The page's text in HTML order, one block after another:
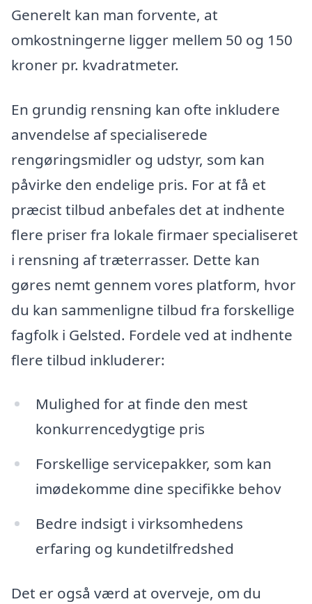
Generelt kan man forvente, at
omkostningerne ligger mellem 50 og 150
kroner pr. kvadratmeter.
En grundig rensning kan ofte inkludere
anvendelse af specialiserede
rengøringsmidler og udstyr, som kan
påvirke den endelige pris. For at få et
præcist tilbud anbefales det at indhente
flere priser fra lokale firmaer specialiseret
i rensning af træterrasser. Dette kan
gøres nemt gennem vores platform, hvor
du kan sammenligne tilbud fra forskellige
fagfolk i Gelsted. Fordele ved at indhente
flere tilbud inkluderer:
Mulighed for at finde den mest
konkurrencedygtige pris
Forskellige servicepakker, som kan
imødekomme dine specifikke behov
Bedre indsigt i virksomhedens
erfaring og kundetilfredshed
Det er også værd at overveje, om du